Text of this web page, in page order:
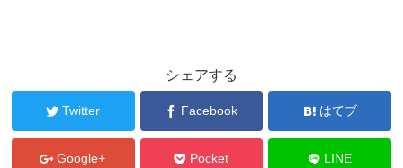
シェアする
Twitter Facebook はてブ
Google+ Pocket LINE